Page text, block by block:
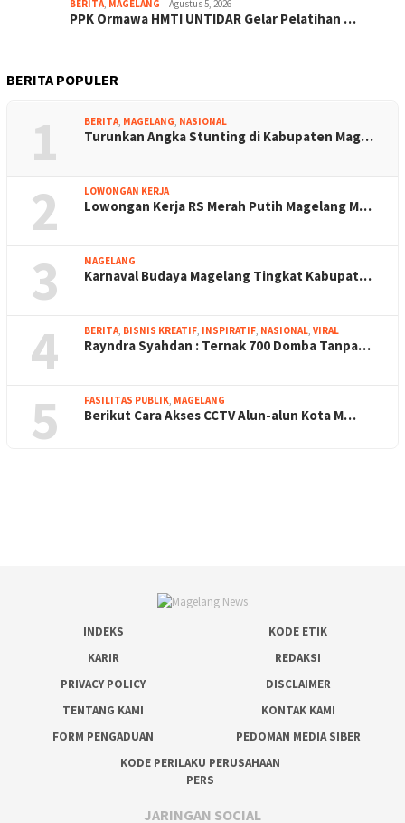
BERITA, MAGELANG Agustus 5, 2026
PPK Ormawa HMTI UNTIDAR Gelar Pelatihan …
BERITA POPULER
1 BERITA, MAGELANG, NASIONAL
Turunkan Angka Stunting di Kabupaten Mag…
2 LOWONGAN KERJA
Lowongan Kerja RS Merah Putih Magelang M…
3 MAGELANG
Karnaval Budaya Magelang Tingkat Kabupat…
4 BERITA, BISNIS KREATIF, INSPIRATIF, NASIONAL, VIRAL
Rayndra Syahdan : Ternak 700 Domba Tanpa…
5 FASILITAS PUBLIK, MAGELANG
Berikut Cara Akses CCTV Alun-alun Kota M…
INDEKS
KODE ETIK
KARIR
REDAKSI
PRIVACY POLICY
DISCLAIMER
TENTANG KAMI
KONTAK KAMI
FORM PENGADUAN
PEDOMAN MEDIA SIBER
KODE PERILAKU PERUSAHAAN
PERS
JARINGAN SOCIAL